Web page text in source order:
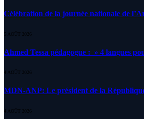
Célébration de la journée nationale de
5 AOÛT 2026
Ahmed Tessa pédagogue : » 4 langues
4 AOÛT 2026
MDN-ANP: Le président de la
4 AOÛT 2026